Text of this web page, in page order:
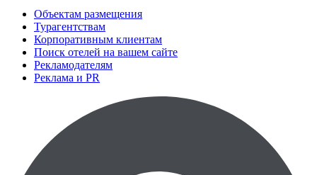
Объектам размещения
Турагентствам
Корпоративным клиентам
Поиск отелей на вашем сайте
Рекламодателям
Реклама и PR